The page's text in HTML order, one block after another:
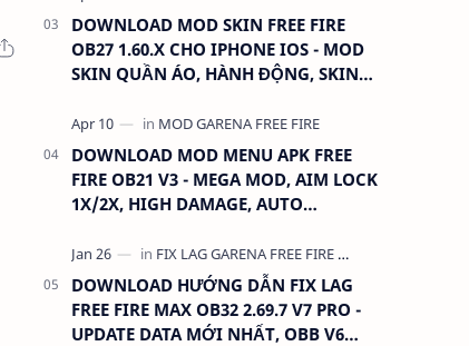
DOWNLOAD MOD SKIN FREE FIRE
OB27 1.60.X CHO IPHONE IOS - MOD
SKIN QUẦN ÁO, HÀNH ĐỘNG, SKIN
DOWNLOAD MOD MENU APK FREE
FIRE OB21 V3 - MEGA MOD, AIM LOCK
1X/2X, HIGH DAMAGE, AUTO
DOWNLOAD HƯỚNG DẪN FIX LAG
FREE FIRE MAX OB32 2.69.7 V7 PRO -
UPDATE DATA MỚI NHẤT, OBB V6